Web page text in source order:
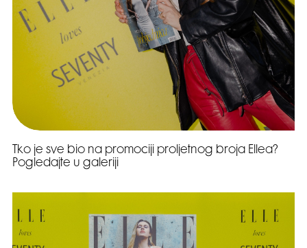
Tko je sve bio na promociji proljetnog broja Ellea?
Pogledajte u galeriji